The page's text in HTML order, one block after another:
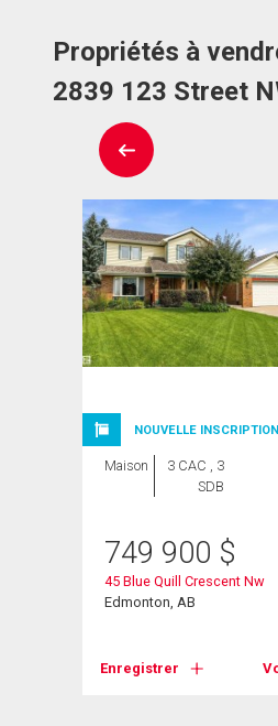
Propriétés à
2839 123 Street
NOUVELLE INSCRIPTION
Maison
3 CAC , 3
SDB
749 900 $
45 Blue Quill Crescent Nw
Edmonton, AB
Enregistrer